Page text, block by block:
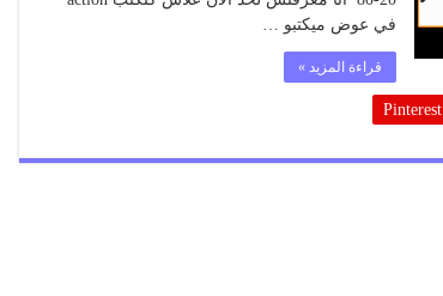
في عوض ميكتبو …
قراءة المزيد »
Pinterest